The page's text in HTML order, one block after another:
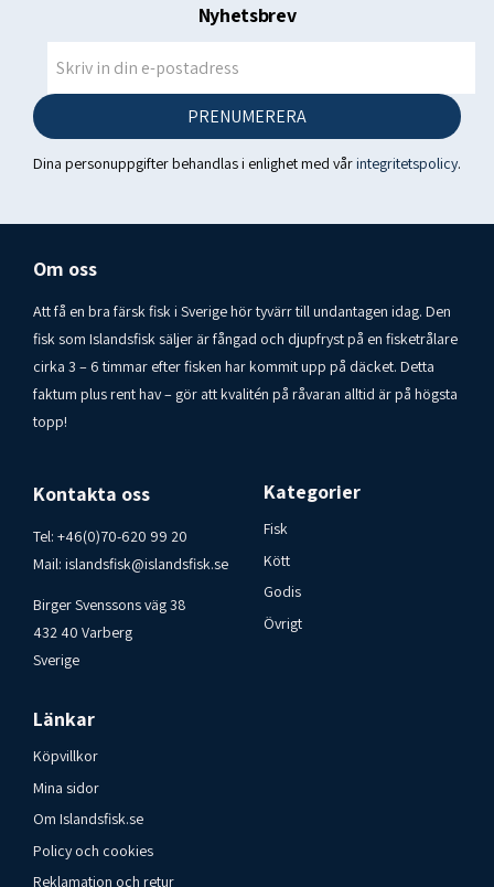
Nyhetsbrev
PRENUMERERA
Dina personuppgifter behandlas i enlighet med vårintegritetspolicy.
Om oss
Att få en bra färsk fisk i Sverige hör tyvärr till undantagen idag. Den
fisk som Islandsfisk säljer är fångad och djupfryst på en fisketrålare
cirka 3 – 6 timmar efter fisken har kommit upp på däcket. Detta
faktum plus rent hav – gör att kvalitén på råvaran alltid är på högsta
topp!
Kontakta oss
Tel: +46(0)70-620 99 20
Mail: islandsfisk@islandsfisk.se
Birger Svenssons väg 38
432 40 Varberg
Sverige
Kategorier
Fisk
Kött
Godis
Övrigt
Länkar
Köpvillkor
Mina sidor
Om Islandsfisk.se
Policy och cookies
Reklamation och retur